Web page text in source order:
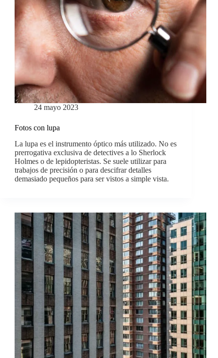
24 mayo 2023
Fotos con lupa
La lupa es el instrumento óptico más utilizado. No es
prerrogativa exclusiva de detectives a lo Sherlock
Holmes o de lepidopteristas. Se suele utilizar para
trabajos de precisión o para descifrar detalles
demasiado pequeños para ser vistos a simple vista.